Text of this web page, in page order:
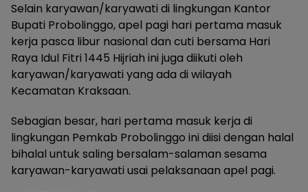
Selain karyawan/karyawati di lingkungan Kantor
Bupati Probolinggo, apel pagi hari pertama masuk
kerja pasca libur nasional dan cuti bersama Hari
Raya Idul Fitri 1445 Hijriah ini juga diikuti oleh
karyawan/karyawati yang ada di wilayah
Kecamatan Kraksaan.
Sebagian besar, hari pertama masuk kerja di
lingkungan Pemkab Probolinggo ini diisi dengan halal
bihalal untuk saling bersalam-salaman sesama
karyawan-karyawati usai pelaksanaan apel pagi.